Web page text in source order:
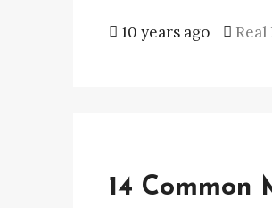
10 years ago Real
14 Common